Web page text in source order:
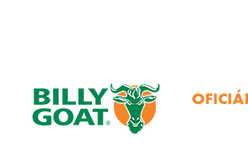
EXPEDICE ZBOŽÍ
REKLAMACE